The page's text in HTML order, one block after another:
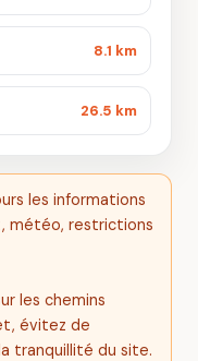
8.1 km
26.5 km
les informations
météo, restrictions
les chemins
évitez de
tranquillité du site.